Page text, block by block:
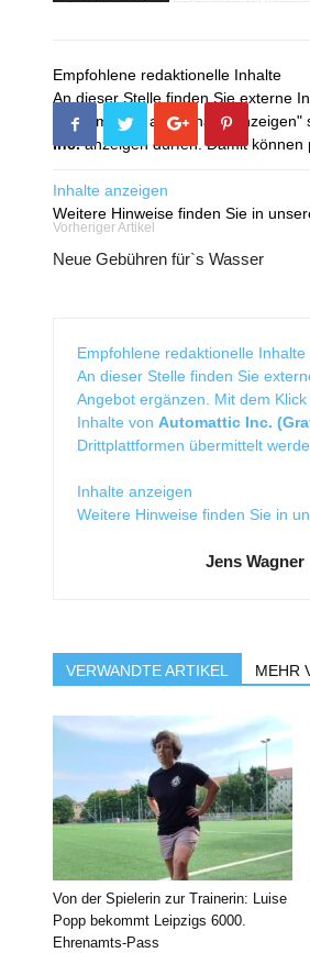
Empfohlene redaktionelle Inhalte
An dieser Stelle finden Sie externe
Mit dem Klick auf "Inhalte
Inc.anzeigen dürfen. Damit können
Inhalte anzeigen
Weitere Hinweise finden Sie in
Vorheriger Artikel
Neue Gebühren für`s Wasser
Empfohlene redaktionelle Inhalte
An dieser Stelle finden Sie
Angebot ergänzen. Mit dem
Inhalte von Automattic Inc.
Drittplattformen übermittelt
Inhalte anzeigen
Weitere Hinweise finden Sie in
Jens Wagner
VERWANDTE ARTIKEL MEHR
Von der Spielerin zur Trainerin: Luise
Popp bekommt Leipzigs 6000.
Ehrenamts-Pass